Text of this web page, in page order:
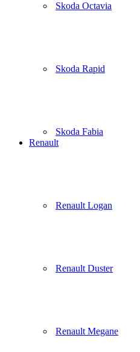
Skoda Octavia
Skoda Rapid
Skoda Fabia
Renault
Renault Logan
Renault Duster
Renault Megane